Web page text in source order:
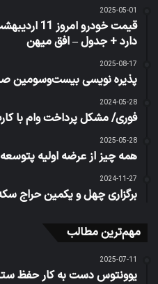
2025-05-01
دارد + جدول – افق میهن
2025-08-17
پذیره نویسی بیست‌وسومین
2024-05-28
فوری/ مشکل پرداخت وام با
2025-05-28
همه چیز از عرضه اولیه پتوسعه
2024-11-27
برگزاری چهل و یکمین حراج سکه طلا ۱۰
مهم‌ترین مطالب
2025-07-11
یوونتوس دست به کار حفظ